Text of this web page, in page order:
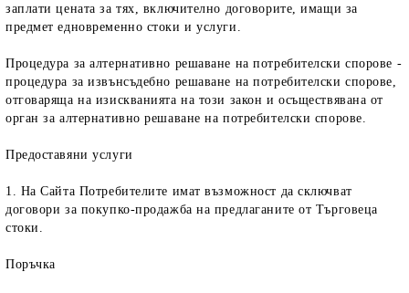
заплати цената за тях, включително договорите, имащи за
предмет едновременно стоки и услуги.
Процедура за алтернативно решаване на потребителски спорове -
процедура за извънсъдебно решаване на потребителски спорове,
отговаряща на изискванията на този закон и осъществявана от
орган за алтернативно решаване на потребителски спорове.
Предоставяни услуги
1. На Сайта Потребителите имат възможност да сключват
договори за покупко-продажба на предлаганите от Търговеца
стоки.
Поръчка